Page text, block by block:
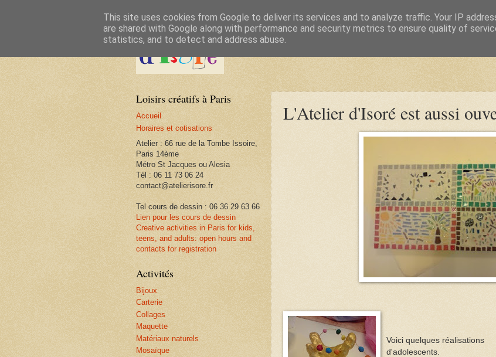
L'Atelier d'Isoré est aussi
Voici quelques réalisations
d'adolescents.
Loisirs créatifs à Paris
Accueil
Horaires et cotisations
Atelier : 66 rue de la Tombe Issoire,
Paris 14ème
Métro St Jacques ou Alesia
Tél : 06 11 73 06 24
contact@atelierisore.fr
Tel cours de dessin : 06 36 29 63 66
Lien pour les cours de dessin
Creative activities in Paris for kids,
teens, and adults: open hours and
contacts for registration
Activités
Bijoux
Carterie
Collages
Maquette
Matériaux naturels
Mosaïque
This site uses cookies from Google to deliver its services and to analyze traffic. Your IP
are shared with Google along with performance and security metrics to ensure quality of
statistics, and to detect and address abuse.